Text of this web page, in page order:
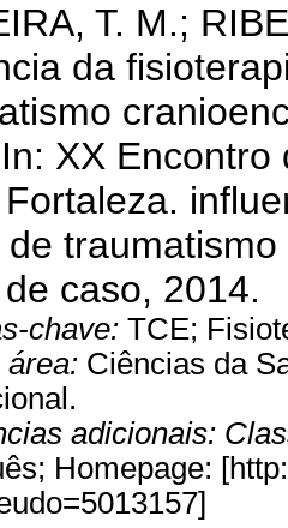
T. M.;
da
XX
caso, 2014.
chave: TCE;
área: Ciências da
adicionais:
Homepage: